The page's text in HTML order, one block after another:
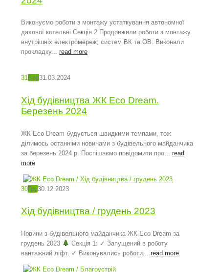
Виконуємо роботи з монтажу устаткування автономної
дахової котельні Секція 2 Продовжили роботи з монтажу
внутрішніх електромереж; систем ВК та ОВ. Виконали
прокладку... read more
31Бер31.03.2024
Хід будівництва ЖК Eco Dream.
Березень 2024
ЖК Eco Dream будується швидкими темпами, тож
ділимось останніми новинами з будівельного майданчика
за березень 2024 р. Поспішаємо повідомити про... read
more
30Гру30.12.2023
Хід будівництва / грудень 2023
Новини з будівельного майданчика ЖК Eco Dream за
грудень 2023
Секція 1: ✓ Запущений в роботу
вантажний ліфт. ✓ Виконувались роботи... read more